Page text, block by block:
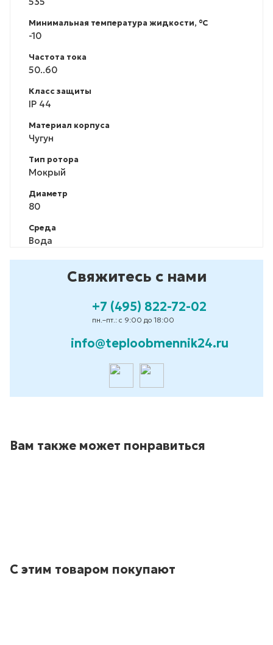
Минимальная температура жидкости, °С
-10
Частота тока
50..60
Класс защиты
IP 44
Материал корпуса
Чугун
Тип ротора
Мокрый
Диаметр
80
Среда
Вода
Свяжитесь с нами
+7 (495) 822-72-02
пн.–пт.: с 9:00 до 18:00
info@teploobmennik24.ru
Вам также может понравиться
С этим товаром покупают